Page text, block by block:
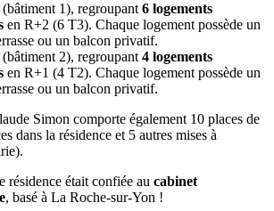
(bâtiment 1), regroupant6 logements
en R+2 (6 T3). Chaque logement possède un
ou un balcon privatif.
(bâtiment 2), regroupant4 logements
en R+1 (4 T2). Chaque logement possède un
ou un balcon privatif.
Simon comporte également 10 places de
dans la résidence et 5 autres mises à
résidence était confiée au cabinet
, basé à La Roche-sur-Yon !